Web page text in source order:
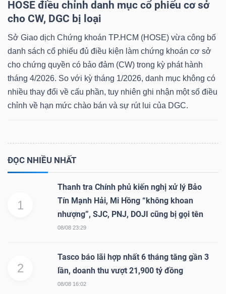
HOSE điều chỉnh danh mục cổ phiếu cơ sở
cho CW, DGC bị loại
Sở Giao dịch Chứng khoán TP.HCM (HOSE) vừa công bố
danh sách cổ phiếu đủ điều kiện làm chứng khoán cơ sở
cho chứng quyền có bảo đảm (CW) trong kỳ phát hành
tháng 4/2026. So với kỳ tháng 1/2026, danh mục không có
nhiều thay đổi về cấu phần, tuy nhiên ghi nhận một số điều
chỉnh về hạn mức chào bán và sự rút lui của DGC.
ĐỌC NHIỀU NHẤT
1
Thanh tra Chính phủ kiến nghị xử lý Bảo
Tín Mạnh Hải, Mi Hồng “không khoan
nhượng”, SJC, PNJ, DOJI cũng bị gọi tên
08/08 23:29
2
Tasco báo lãi hợp nhất 6 tháng tăng gần 3
lần, doanh thu vượt 21,900 tỷ đồng
08/08 16:02
Truyền
thông
tài
chính
tài
chính